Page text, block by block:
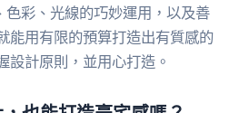
彩、光線的巧妙運用，以及善
能用有限的預算打造出有質感的
設計原則，並用心打造。